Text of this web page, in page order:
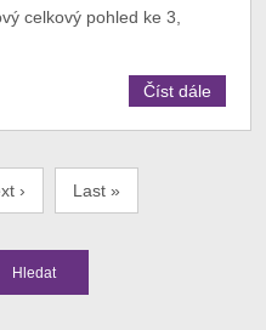
celkový pohled ke 3,
Číst dále
› Last »